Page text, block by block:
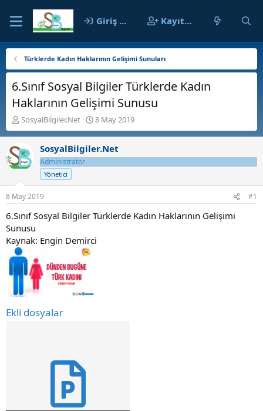
Giriş yap Kayıt ol
Türklerde Kadın Haklarının Gelişimi Sunuları
6.Sınıf Sosyal Bilgiler Türklerde Kadın
Haklarının Gelişimi Sunusu
K
o
n
b
u
y
u
b
a
ş
l
t
a
n
SosyalBilgiler.Net
B
a
ş
l
ç
t
r
i
8 May 2019
SosyalBilgiler.Net
Administrator
Yönetici
8 May 2019 #1
6.Sınıf Sosyal Bilgiler Türklerde Kadın Haklarının Gelişimi
Sunusu
Kaynak: Engin Demirci
Ekli dosyalar